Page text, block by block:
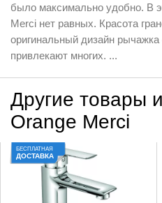
было максимально удобно. В
Merci нет равных. Красота
оригинальный дизайн
привлекают многих. ...
Другие товары
Orange Merci
БЕСПЛАТНАЯ
ДОСТАВКА